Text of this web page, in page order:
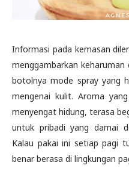
Informasi pada kemasan
menggambarkan keharuman
botolnya mode spray yang
mengenai kulit. Aroma
menyengat hidung, terasa
untuk pribadi yang damai
Kalau pakai ini setiap pagi
benar berasa di lingkungan